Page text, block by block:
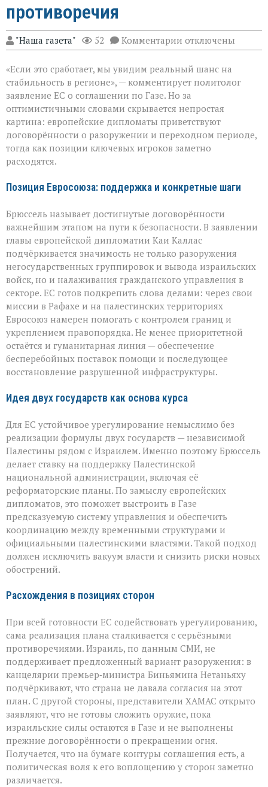
противоречия
"Наша газета" 52 Комментарии к
записи
за
мир
Газе:
надежды
и
противоречия
отключены
«Если это сработает, мы увидим реальный шанс на
стабильность в регионе», — комментирует политолог
заявление ЕС о соглашении по Газе. Но за
оптимистичными словами скрывается непростая
картина: европейские дипломаты приветствуют
договорённости о разоружении и переходном периоде,
тогда как позиции ключевых игроков заметно
расходятся.
Позиция Евросоюза: поддержка и конкретные шаги
Брюссель называет достигнутые договорённости
важнейшим этапом на пути к безопасности. В заявлении
главы европейской дипломатии Каи Каллас
подчёркивается значимость не только разоружения
негосударственных группировок и вывода израильских
войск, но и налаживания гражданского управления в
секторе. ЕС готов подкрепить слова делами: через свои
миссии в Рафахе и на палестинских территориях
Евросоюз намерен помогать с контролем границ и
укреплением правопорядка. Не менее приоритетной
остаётся и гуманитарная линия — обеспечение
бесперебойных поставок помощи и последующее
восстановление разрушенной инфраструктуры.
Идея двух государств как основа курса
Для ЕС устойчивое урегулирование немыслимо без
реализации формулы двух государств — независимой
Палестины рядом с Израилем. Именно поэтому Брюссель
делает ставку на поддержку Палестинской
национальной администрации, включая её
реформаторские планы. По замыслу европейских
дипломатов, это поможет выстроить в Газе
предсказуемую систему управления и обеспечить
координацию между временными структурами и
официальными палестинскими властями. Такой подход
должен исключить вакуум власти и снизить риски новых
обострений.
Расхождения в позициях сторон
При всей готовности ЕС содействовать урегулированию,
сама реализация плана сталкивается с серьёзными
противоречиями. Израиль, по данным СМИ, не
поддерживает предложенный вариант разоружения: в
канцелярии премьер‑министра Биньямина Нетаньяху
подчёркивают, что страна не давала согласия на этот
план. С другой стороны, представители ХАМАС открыто
заявляют, что не готовы сложить оружие, пока
израильские силы остаются в Газе и не выполнены
прежние договорённости о прекращении огня.
Получается, что на бумаге контуры соглашения есть, а
политическая воля к его воплощению у сторон заметно
различается.